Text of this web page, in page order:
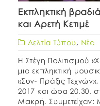
Εκπληκτική
και Αρετή Κετιμέ
Δελτία Τύπου Νέα
Η Στέγη Πολιτισμού
μια εκπληκτική
«Συν- Πράξις Τεχνών»,
2017 και ώρα 20.30,
Μακρή.